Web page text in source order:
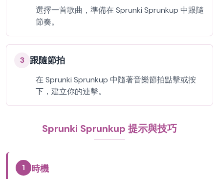
選擇一首歌曲，準備在 Sprunki Sprunkup 中跟隨
節奏。
3 跟隨節拍
在 Sprunki Sprunkup 中隨著音樂節拍點擊或按
下，建立你的連擊。
Sprunki Sprunkup 提示與技巧
1 時機